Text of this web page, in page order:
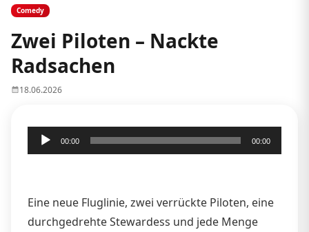
Comedy
Zwei Piloten – Nackte
Radsachen
18.06.2026
Audio-
Player
00:00 00:00
Eine neue Fluglinie, zwei verrückte Piloten, eine
durchgedrehte Stewardess und jede Menge